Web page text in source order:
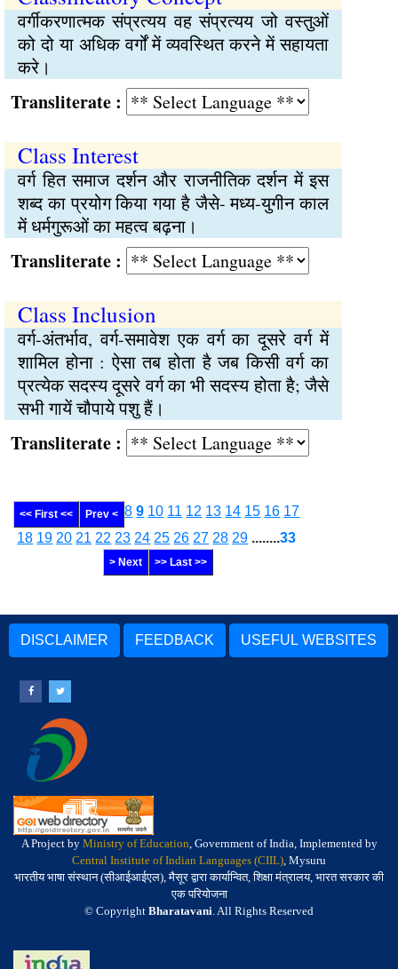
वर्गीकरणात्मक संप्रत्यय वह संप्रत्यय जो वस्तुओं
को दो या अधिक वर्गों में व्यवस्थित करने में सहायता
करे।
:
Class Interest
वर्ग हित समाज दर्शन और राजनीतिक दर्शन में इस
शब्द का प्रयोग किया गया है जैसे- मध्य-युगीन काल
में धर्मगुरूओं का महत्व बढ़ना।
:
Class Inclusion
वर्ग-अंतर्भाव, वर्ग-समावेश एक वर्ग का दूसरे वर्ग में
शामिल होना : ऐसा तब होता है जब किसी वर्ग का
प्रत्येक सदस्य दूसरे वर्ग का भी सदस्य होता है; जैसे
सभी गायें चौपाये पशु हैं।
:
<< First << Prev < 8 9 10 11 12 13 14 15 16 17
18 19 20 21 22 23 24 25 26 27 28 29 ........33
> Next >> Last >>
DISCLAIMER FEEDBACK USEFUL WEBSITES
A Project by Ministry of Education, Government of India, Implemented by
Central Institute of Indian Languages (CIIL), Mysuru
भारतीय भाषा संस्थान (सीआईआईएल), मैसूर द्वारा कार्यान्वित, शिक्षा मंत्रालय, भारत सरकार की
एक परियोजना
© Copyright Bharatavani. All Rights Reserved